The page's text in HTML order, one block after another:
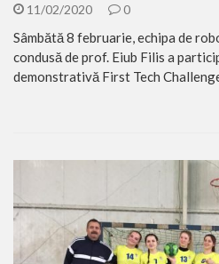
11/02/2020 0
Sâmbătă 8 februarie, echipa de
condusă de prof. Eiub Filis a
demonstrativă First Tech